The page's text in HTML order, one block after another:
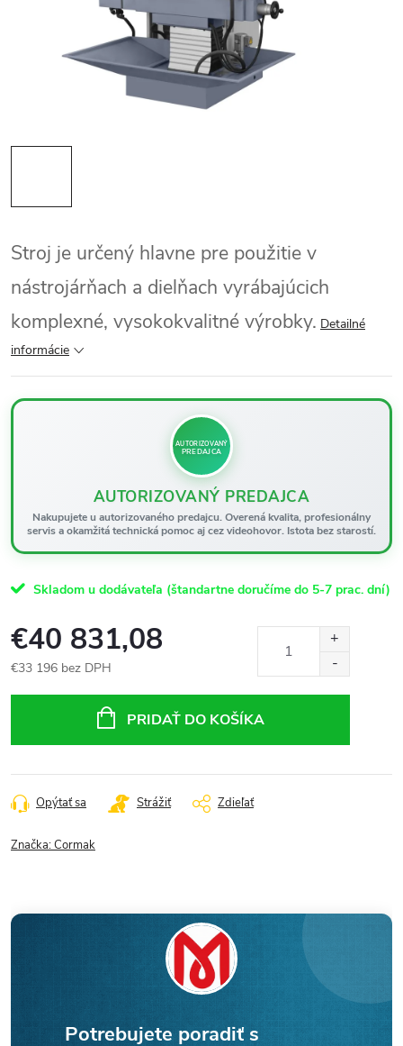
Stroj je určený hlavne pre použitie v
nástrojárňach a dielňach vyrábajúcich
komplexné, vysokokvalitné výrobky. Detailné
informácie
AUTORIZOVANÝ
PREDAJCA
AUTORIZOVANÝ PREDAJCA
Nakupujete u autorizovaného predajcu. Overená kvalita, profesionálny
servis a okamžitá technická pomoc aj cez videohovor. Istota bez starostí.
Skladom u dodávateľa (štandartne doručíme do 5-7 prac. dní)
€40 831,08
€33 196 bez DPH
PRIDAŤ DO KOŠÍKA
Opýtať sa Strážiť Zdieľať
Značka:Cormak
Potrebujete poradiť s